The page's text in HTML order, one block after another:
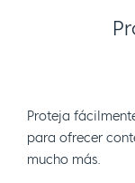
Proteja
para ofrecer
mucho más.